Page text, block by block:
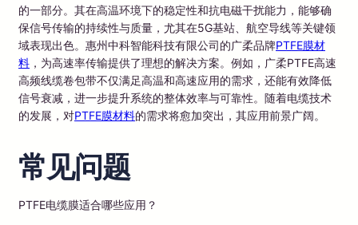
的一部分。其在高温环境下的稳定性和抗电磁干扰能力，能够确
保信号传输的持续性与质量，尤其在5G基站、航空导线等关键领
域表现出色。惠州中科智能科技有限公司的广柔品牌PTFE膜材
料 ，为高速率传输提供了理想的解决方案。例如，广柔PTFE高速
高频线缆卷包带不仅满足高温和高速应用的需求，还能有效降低
信号衰减，进一步提升系统的整体效率与可靠性。随着电缆技术
的发展，对PTFE膜材料的需求将愈加突出，其应用前景广阔。
常见问题
PTFE电缆膜适合哪些应用？